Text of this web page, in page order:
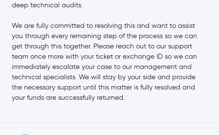
deep technical audits.
We are fully committed to resolving this and want to assist
you through every remaining step of the process so we can
get through this together. Please reach out to our support
team once more with your ticket or exchange ID so we can
immediately escalate your case to our management and
technical specialists. We will stay by your side and provide
the necessary support until this matter is fully resolved and
your funds are successfully returned.